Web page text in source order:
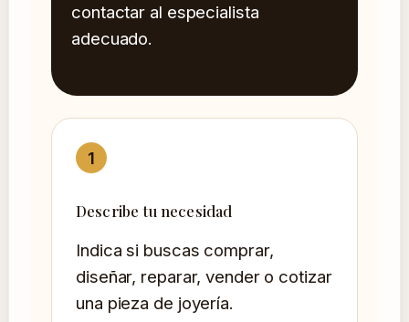
contactar al especialista
adecuado.
Describe tu necesidad
Indica si buscas comprar,
diseñar, reparar, vender o cotizar
una pieza de joyería.